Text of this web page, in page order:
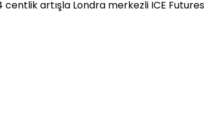
artışla Londra merkezli ICE Futures